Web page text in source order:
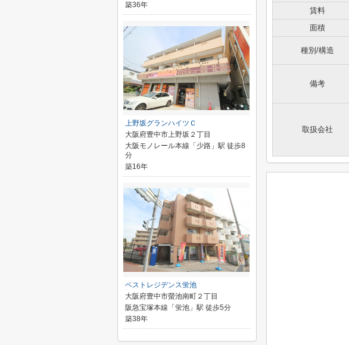
賃料
面積
種別/構造
備考
取扱会社
築36年
上野坂グランハイツＣ
大阪府豊中市上野坂２丁目
大阪モノレール本線「少路」駅 徒歩8
分
築16年
ベストレジデンス蛍池
大阪府豊中市螢池南町２丁目
阪急宝塚本線「蛍池」駅 徒歩5分
築38年